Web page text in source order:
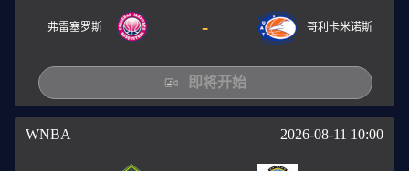
弗雷塞罗斯 - 哥利卡米诺斯
即将开始
WNBA 2026-08-11 10:00